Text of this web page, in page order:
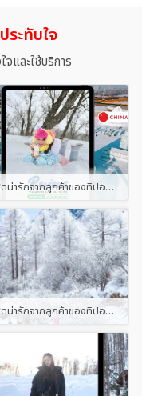
ระเทศไทย ราคาเกินหมื่นไป
ายความว่าโรงแรมนี้ดี
ลองหาข้อมูลโรงแรมย่าน
ระทับใจ
จและใช้บริการ
รีวิวสุดน่ารักจากลูกค้าของทิปออนทริปทัวร์ เส้นทางฮาร์บิ้น
รีวิวสุดน่ารักจากลูกค้าของทิปออนทริปทัวร์ พร้อมแนบคลิป